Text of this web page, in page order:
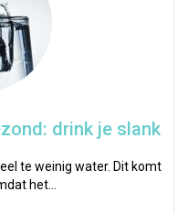
drink je slank
te weinig water. Dit komt
het…